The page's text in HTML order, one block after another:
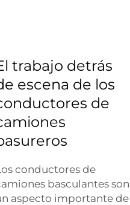
trabajo detrás
escena de los
de
conductores de
basculantes son
aspecto importante de